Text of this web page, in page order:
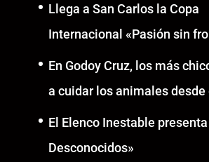
Llega a San Carlos la Copa
Internacional «Pasión sin
En Godoy Cruz, los más
a cuidar los animales desde
El Elenco Inestable
Desconocidos»